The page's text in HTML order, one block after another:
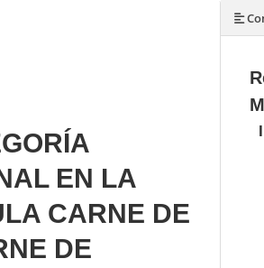
EN LA
CARNE DE
DE